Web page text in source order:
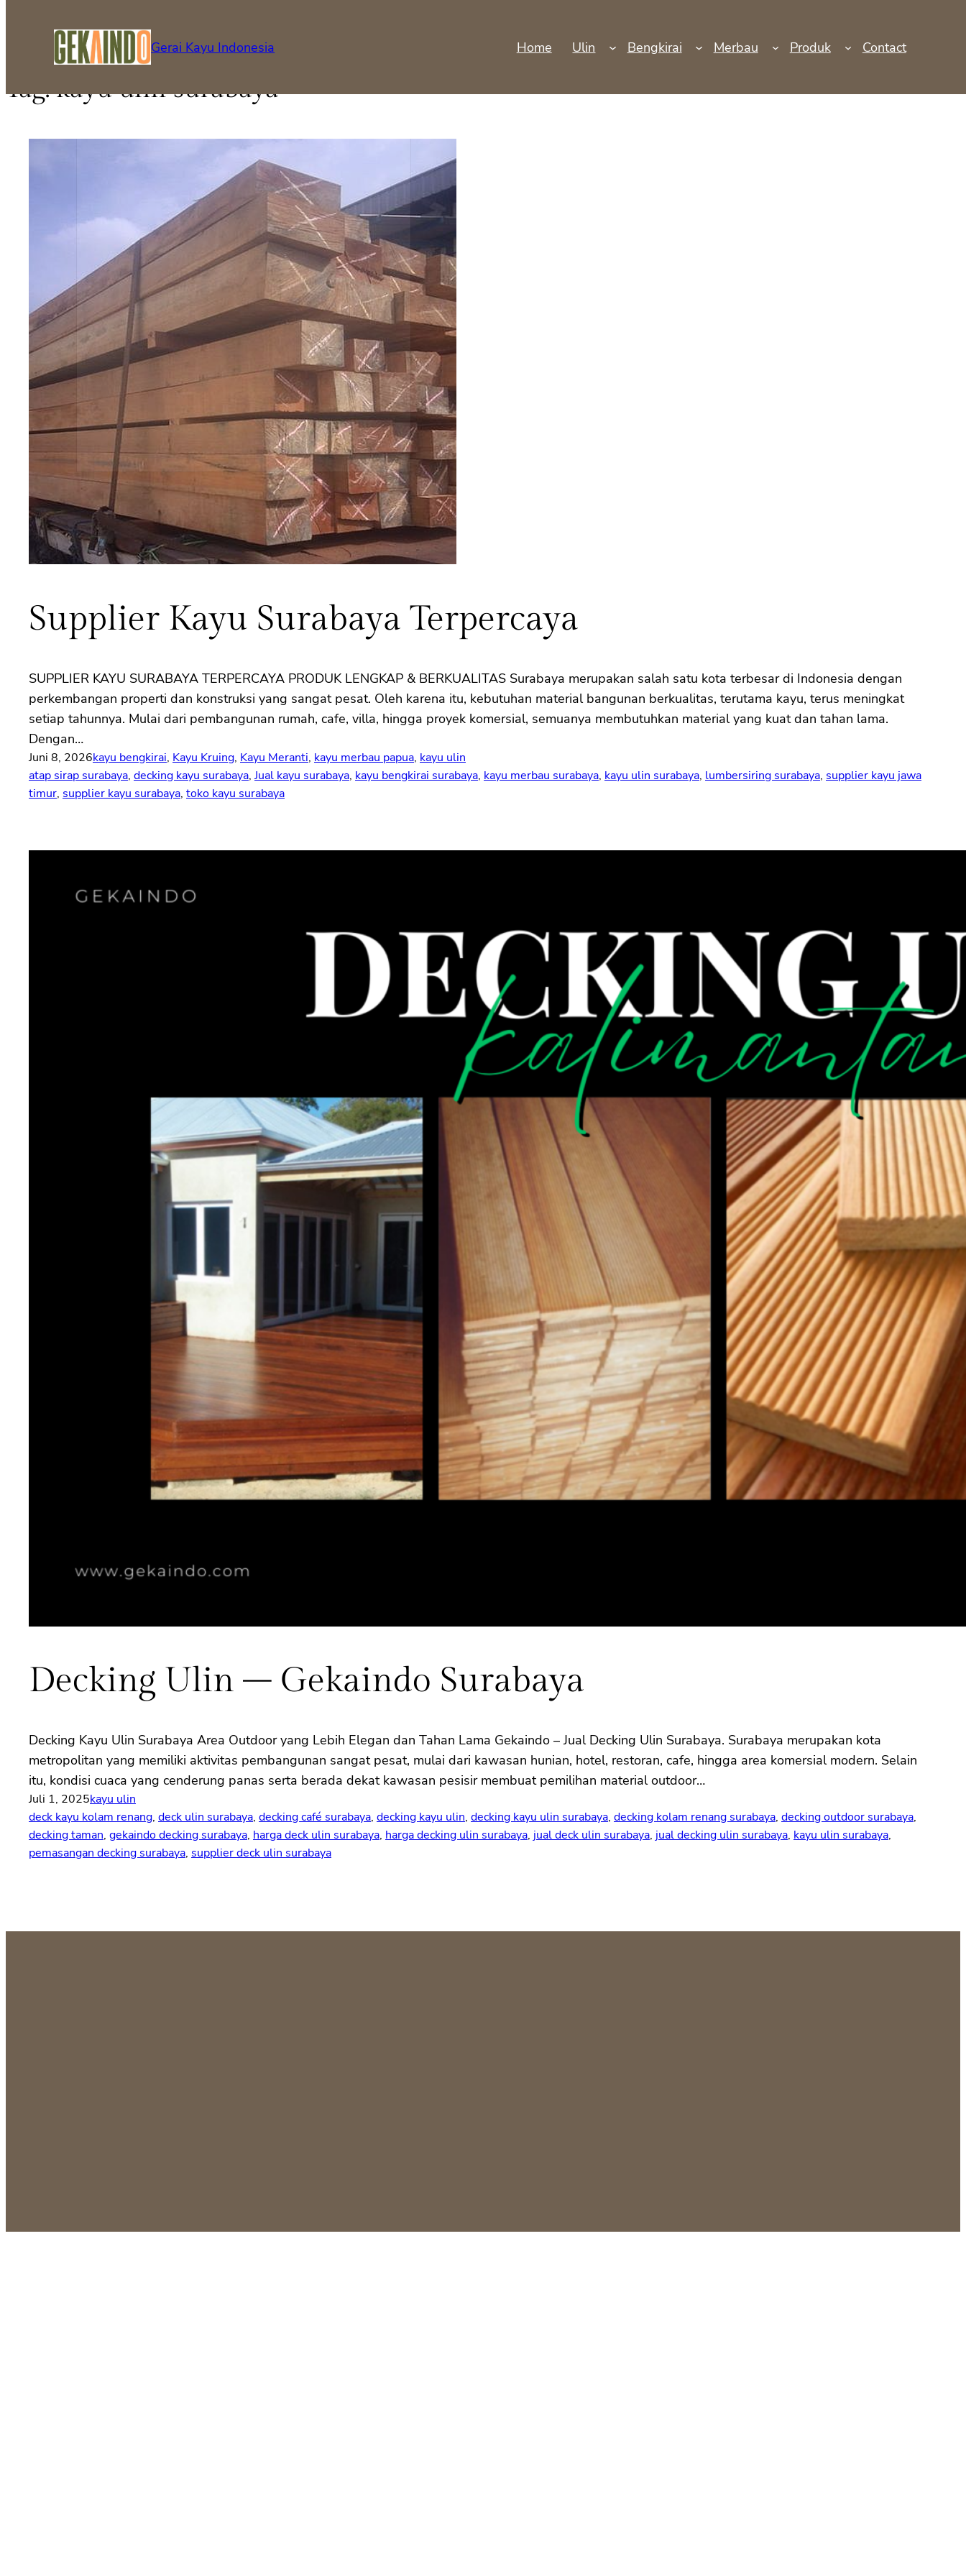
Gerai Kayu Indonesia Home Ulin Bengkirai Merbau Produk Contact
Tag:kayu ulin surabaya
Supplier Kayu Surabaya Terpercaya
SUPPLIER KAYU SURABAYA TERPERCAYA PRODUK LENGKAP & BERKUALITAS Surabaya merupakan salah satu kota terbesar di Indonesia dengan
perkembangan properti dan konstruksi yang sangat pesat. Oleh karena itu, kebutuhan material bangunan berkualitas, terutama kayu, terus meningkat
setiap tahunnya. Mulai dari pembangunan rumah, cafe, villa, hingga proyek komersial, semuanya membutuhkan material yang kuat dan tahan lama.
Dengan…
Juni 8, 2026kayu bengkirai, Kayu Kruing, Kayu Meranti, kayu merbau papua, kayu ulin
atap sirap surabaya, decking kayu surabaya, Jual kayu surabaya, kayu bengkirai surabaya, kayu merbau surabaya, kayu ulin surabaya, lumbersiring surabaya, supplier kayu jawa
timur, supplier kayu surabaya, toko kayu surabaya
Decking Ulin – Gekaindo Surabaya
Decking Kayu Ulin Surabaya Area Outdoor yang Lebih Elegan dan Tahan Lama Gekaindo – Jual Decking Ulin Surabaya. Surabaya merupakan kota
metropolitan yang memiliki aktivitas pembangunan sangat pesat, mulai dari kawasan hunian, hotel, restoran, cafe, hingga area komersial modern. Selain
itu, kondisi cuaca yang cenderung panas serta berada dekat kawasan pesisir membuat pemilihan material outdoor…
Juli 1, 2025kayu ulin
deck kayu kolam renang, deck ulin surabaya, decking café surabaya, decking kayu ulin, decking kayu ulin surabaya, decking kolam renang surabaya, decking outdoor surabaya
decking taman, gekaindo decking surabaya, harga deck ulin surabaya, harga decking ulin surabaya, jual deck ulin surabaya, jual decking ulin surabaya, kayu ulin surabaya
pemasangan decking surabaya, supplier deck ulin surabaya